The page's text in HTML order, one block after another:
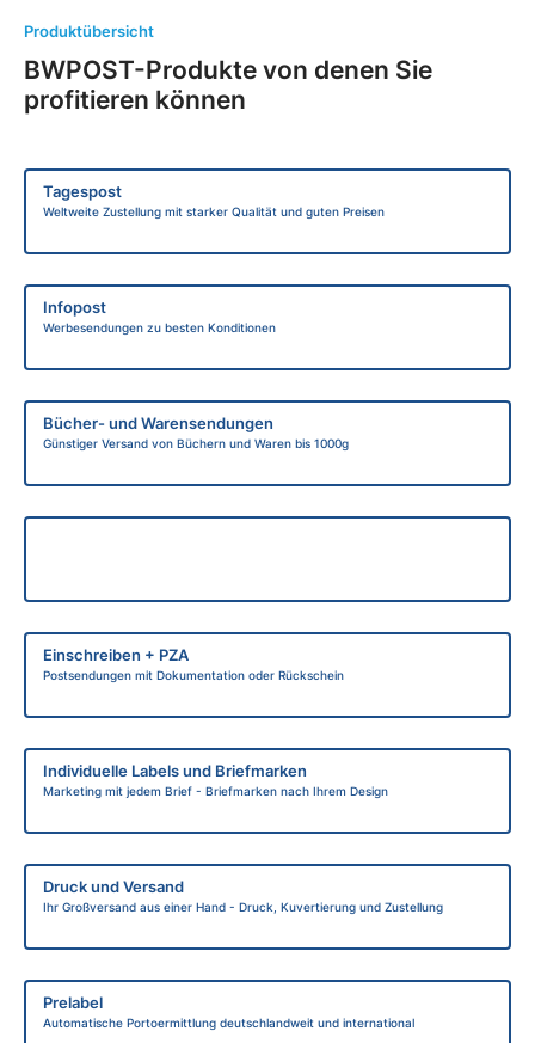
Produktübersicht
BWPOST-Produkte von denen Sie
profitieren können
Tagespost
Weltweite Zustellung mit starker Qualität und guten Preisen
Infopost
Werbesendungen zu besten Konditionen
Bücher- und Warensendungen
Günstiger Versand von Büchern und Waren bis 1000g
Einschreiben + PZA
Postsendungen mit Dokumentation oder Rückschein
Individuelle Labels und Briefmarken
Marketing mit jedem Brief - Briefmarken nach Ihrem Design
Druck und Versand
Ihr Großversand aus einer Hand - Druck, Kuvertierung und Zustellung
Prelabel
Automatische Portoermittlung deutschlandweit und international